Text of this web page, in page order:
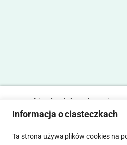
Informacja o ciasteczkach
Ta strona używa plików cookies na
Marecki Ośrodek Kultury im.
ul. Fabryczna 2, 05-270 Marki